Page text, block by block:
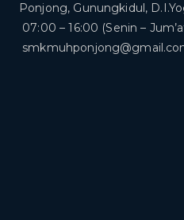
Ponjong, Gunungkidul,
07:00 – 16:00 (Senin –